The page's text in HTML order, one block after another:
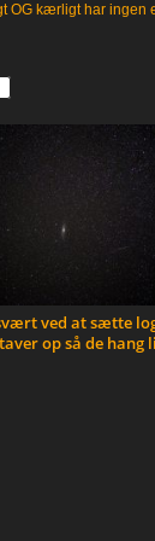
OG kærligt har ingen
ved at sætte
op så de hang